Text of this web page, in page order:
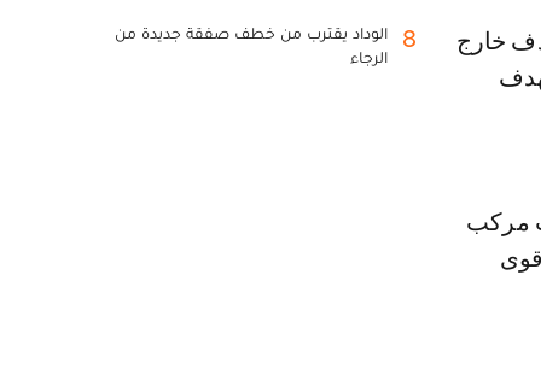
مركب
8
الوداد يقترب من خطف صفقة جديدة من
الرجاء